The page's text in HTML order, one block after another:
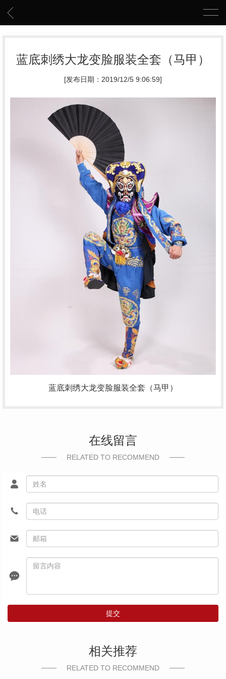
蓝底刺绣大龙变脸服装全套（马甲）
[发布日期：2019/12/5 9:06:59]
蓝底刺绣大龙变脸服装全套（马甲）
在线留言
RELATED TO RECOMMEND
提交
相关推荐
RELATED TO RECOMMEND